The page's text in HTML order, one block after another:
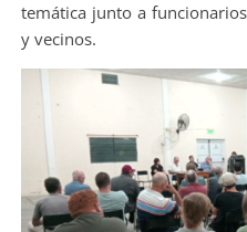
temática junto a
y vecinos.